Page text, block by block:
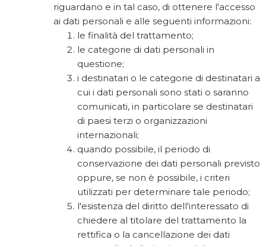
riguardano e in tal caso, di ottenere l'accesso
ai dati personali e alle seguenti informazioni:
le finalità del trattamento;
le categorie di dati personali in
questione;
i destinatari o le categorie di destinatari a
cui i dati personali sono stati o saranno
comunicati, in particolare se destinatari
di paesi terzi o organizzazioni
internazionali;
quando possibile, il periodo di
conservazione dei dati personali previsto
oppure, se non è possibile, i criteri
utilizzati per determinare tale periodo;
l'esistenza del diritto dell'interessato di
chiedere al titolare del trattamento la
rettifica o la cancellazione dei dati